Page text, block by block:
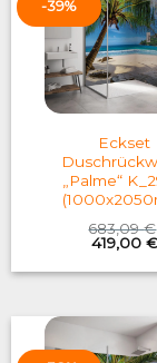
-39%
Eckset
„Palme“
683,09€
Original
price
was:
419,00 €